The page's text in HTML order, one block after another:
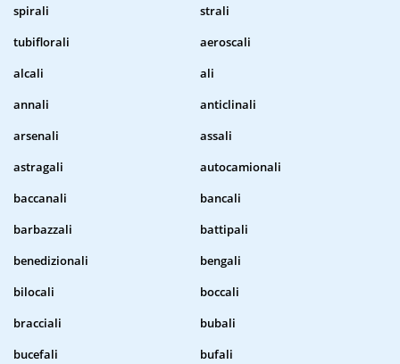
spirali
strali
tubiflorali
aeroscali
alcali
ali
annali
anticlinali
arsenali
assali
astragali
autocamionali
baccanali
bancali
barbazzali
battipali
benedizionali
bengali
bilocali
boccali
bracciali
bubali
bucefali
bufali